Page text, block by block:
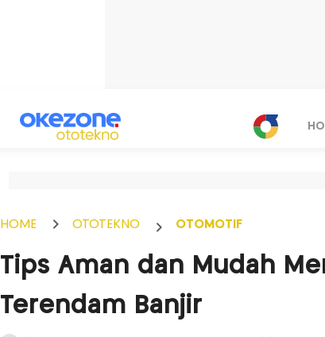
HOME OTOTEKNO OTOMOTIF
Tips Aman dan Mudah
Terendam Banjir